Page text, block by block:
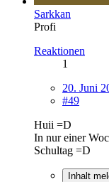
Sarkkan
Profi
Reaktionen
1
20. Juni
#49
Huii =D
In nur einer
Schultag =D
Inhalt